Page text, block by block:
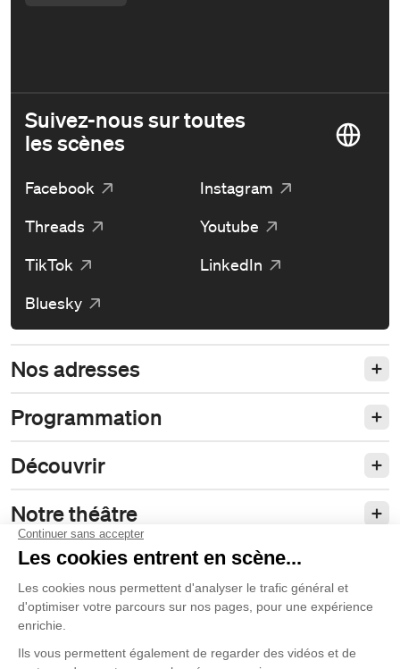
Suivez-nous sur toutes
les scènes
Facebook
Instagram
Threads
Youtube
TikTok
LinkedIn
Bluesky
Nos adresses
Programmation
Découvrir
Notre théâtre
Philanthropie et partenariats
Nos politiques